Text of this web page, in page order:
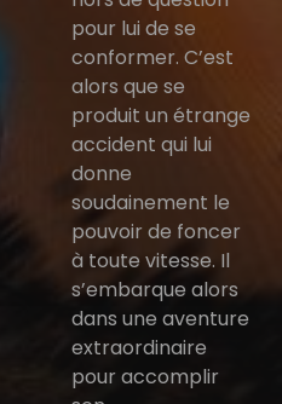
pour lui de se
conformer. C’est
alors que se
produit un étrange
accident qui lui
donne
soudainement le
pouvoir de foncer
à toute vitesse. Il
s’embarque alors
dans une aventure
extraordinaire
pour accomplir